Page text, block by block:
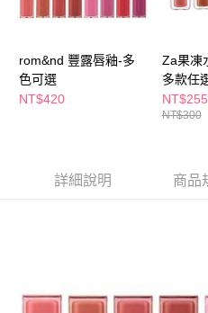
ATM／網路銀行／等多元方式進行付
※ 請注意：結帳手續完成當下不需立
購買商品的店家。未經商家同意取消
後付繳納相關費用。
※ 交易是否成功請以「AFTEE先享後
客戶支援中心」
https://
易，需依本服務之必要範圍內提供個
權轉讓予恩沛科技股份有限公司。
時審查核予不同之上限額度；若仍有
萊爾富取貨付款
付款後萊爾富取貨
每筆NT$65，滿NT$490(含以上)免
付款後7-11取貨
付款後寶雅門市自取(由倉庫統一
rom&nd 豐露唇釉-多
色可選
NT$420
Za果凍
多款任
NT$255
NT$300
詳細說明 商品